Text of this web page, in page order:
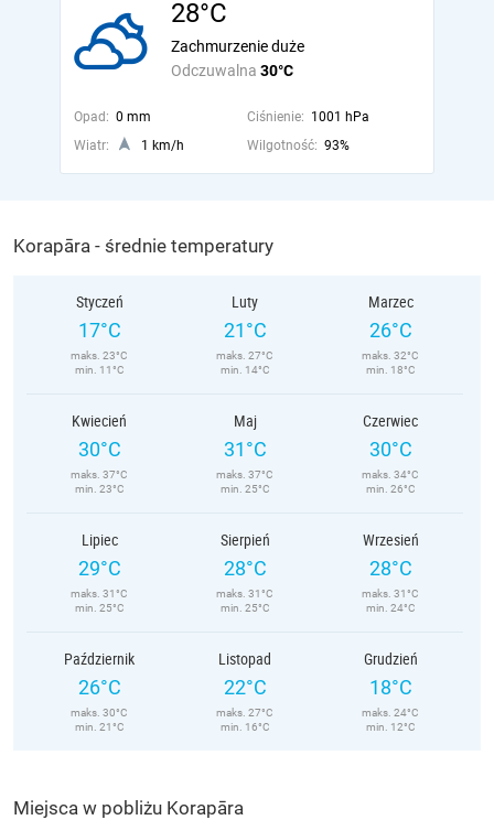
28°C
Odczuwalna 30°C
Zachmurzenie duże
Opad: 0 mm Ciśnienie: 1001 hPa
Wiatr:
1 km/h Wilgotność: 93%
Korapāra - średnie temperatury
Styczeń
17°C
maks. 23°C
min. 11°C
Luty
21°C
maks. 27°C
min. 14°C
Marzec
26°C
maks. 32°C
min. 18°C
Kwiecień
30°C
maks. 37°C
min. 23°C
Maj
31°C
maks. 37°C
min. 25°C
Czerwiec
30°C
maks. 34°C
min. 26°C
Lipiec
29°C
maks. 31°C
min. 25°C
Sierpień
28°C
maks. 31°C
min. 25°C
Wrzesień
28°C
maks. 31°C
min. 24°C
Październik
26°C
maks. 30°C
min. 21°C
Listopad
22°C
maks. 27°C
min. 16°C
Grudzień
18°C
maks. 24°C
min. 12°C
Miejsca w pobliżu Korapāra